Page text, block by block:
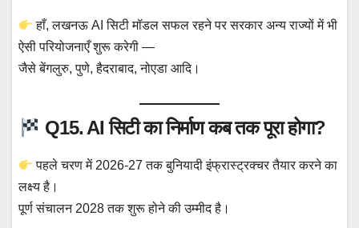
हाँ, लखनऊ AI सिटी मॉडल सफल रहने पर सरकार अन्य राज्यों में भी
ऐसी परियोजनाएँ शुरू करेगी —
जैसे बेंगलुरु, पुणे, हैदराबाद, नोएडा आदि।
Q15. AI सिटी का निर्माण कब तक पूरा होगा?
पहले चरण में 2026-27 तक बुनियादी इंफ्रास्ट्रक्चर तैयार करने का
लक्ष्य है।
पूर्ण संचालन 2028 तक शुरू होने की उम्मीद है।